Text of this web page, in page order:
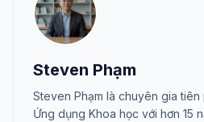
Steven Phạm
Steven Phạm là chuyên gia
Ứng dụng Khoa học với hơn 15